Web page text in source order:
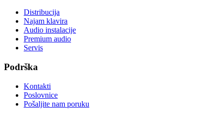
Distribucija
Najam klavira
Audio instalacije
Premium audio
Servis
Podrška
Kontakti
Poslovnice
Pošaljite nam poruku